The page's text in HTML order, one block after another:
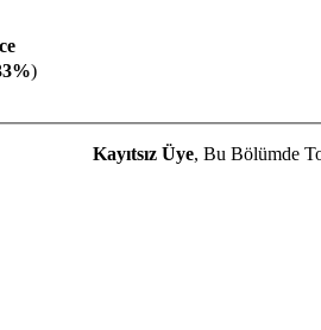
)
Kayıtsız Üye, Bu Bölümde